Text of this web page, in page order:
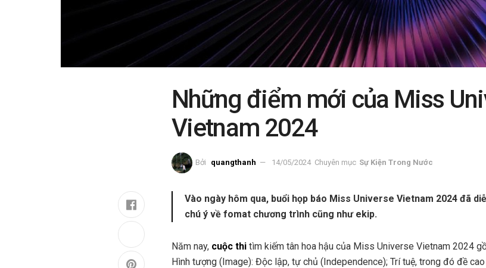
Những điểm mới của Miss
Vietnam 2024
Bởi quangthanh 14/05/2024 Chuyên mục Sự Kiện Trong Nước
Vào ngày hôm qua, buổi họp báo Miss Universe Vietnam 2024 đã
chú ý về fomat chương trình cũng như ekip.
Năm nay, cuộc thi tìm kiếm tân hoa hậu của Miss Universe Vietnam 2024
Hình tượng (Image): Độc lập, tự chủ (Independence); Trí tuệ, trong đó đề